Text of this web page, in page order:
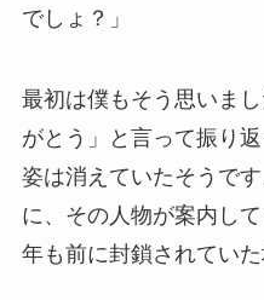
でしょ？」
最初は僕もそう思いま
がとう」と言って振り
姿は消えていたそうで
に、その人物が案内し
年も前に封鎖されていた